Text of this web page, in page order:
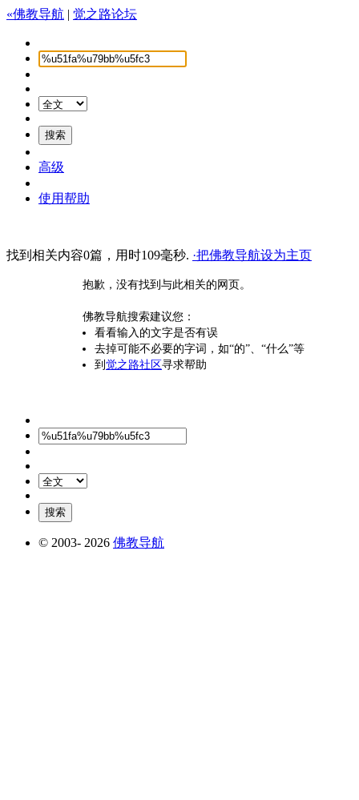
«佛教导航 | 觉之路论坛
高级
使用帮助
找到相关内容0篇，用时109毫秒. ·把佛教导航设为主页
抱歉，没有找到与此相关的网页。
佛教导航搜索建议您：
看看输入的文字是否有误
去掉可能不必要的字词，如“的”、“什么”等
到 觉之路社区寻求帮助
© 2003- 2026 佛教导航